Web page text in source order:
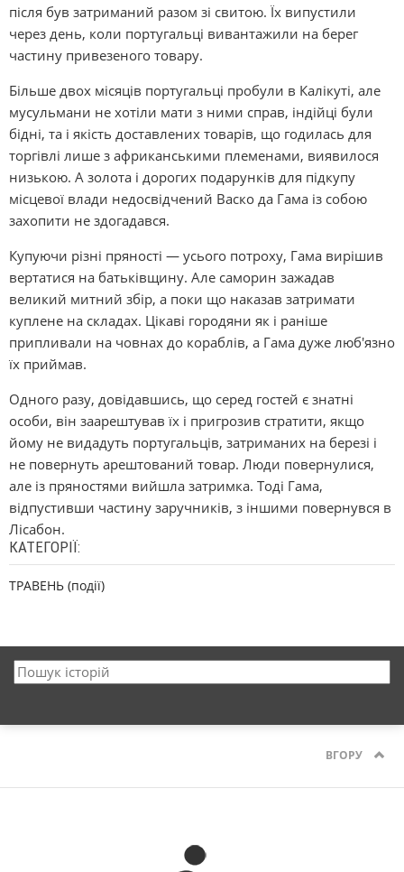
після був затриманий разом зі свитою. Їх випустили
через день, коли португальці вивантажили на берег
частину привезеного товару.
Більше двох місяців португальці пробули в Калікуті, але
мусульмани не хотіли мати з ними справ, індійці були
бідні, та і якість доставлених товарів, що годилась для
торгівлі лише з африканськими племенами, виявилося
низькою. А золота і дорогих подарунків для підкупу
місцевої влади недосвідчений Васко да Гама із собою
захопити не здогадався.
Купуючи різні пряності — усього потроху, Гама вирішив
вертатися на батьківщину. Але саморин зажадав
великий митний збір, а поки що наказав затримати
куплене на складах. Цікаві городяни як і раніше
припливали на човнах до кораблів, а Гама дуже люб'язно
їх приймав.
Одного разу, довідавшись, що серед гостей є знатні
особи, він заарештував їх і пригрозив стратити, якщо
йому не видадуть португальців, затриманих на березі і
не повернуть арештований товар. Люди повернулися,
але із пряностями вийшла затримка. Тоді Гама,
відпустивши частину заручників, з іншими повернувся в
Лісабон.
КАТЕГОРІЇ:
ТРАВЕНЬ (події)
ВГОРУ